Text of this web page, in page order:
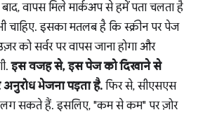
वापस मिले मार्कअप से हमें पता चलता है
चाहिए. इसका मतलब है कि स्क्रीन पर पेज
को सर्वर पर वापस जाना होगा और
इस वजह से, इस पेज को दिखाने से
भेजना पड़ता है. फिर से, सीएसएस
लग सकते हैं. इसलिए, "कम से कम" पर ज़ोर